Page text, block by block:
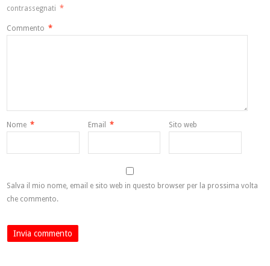
contrassegnati *
Commento *
Nome * Email * Sito web
Salva il mio nome, email e sito web in questo browser per la prossima volta
che commento.